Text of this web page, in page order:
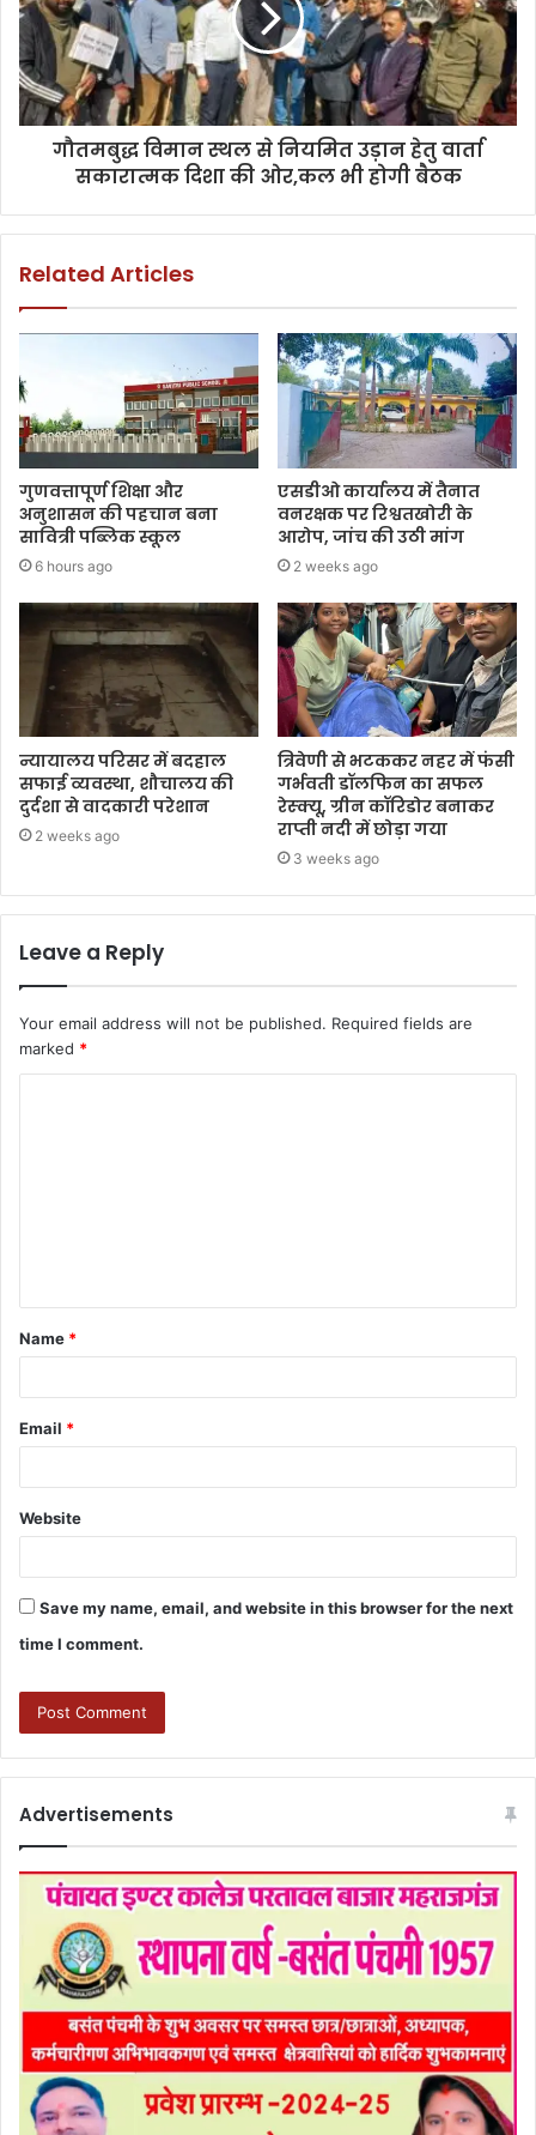
गौतमबुद्ध विमान स्थल से नियमित उड़ान हेतु वार्ता
सकारात्मक दिशा की ओर,कल भी होगी बैठक
Related Articles
गुणवत्तापूर्ण शिक्षा और
अनुशासन की पहचान बना
सावित्री पब्लिक स्कूल
6 hours ago
एसडीओ कार्यालय में तैनात
वनरक्षक पर रिश्वतखोरी के
आरोप, जांच की उठी मांग
2 weeks ago
न्यायालय परिसर में बदहाल
सफाई व्यवस्था, शौचालय की
दुर्दशा से वादकारी परेशान
2 weeks ago
त्रिवेणी से भटककर नहर में फंसी
गर्भवती डॉलफिन का सफल
रेस्क्यू, ग्रीन कॉरिडोर बनाकर
राप्ती नदी में छोड़ा गया
3 weeks ago
Leave a Reply
Your email address will not be published. Required fields are
marked *
Name *
Email *
Website
Save my name, email, and website in this browser for the next
time I comment.
Advertisements